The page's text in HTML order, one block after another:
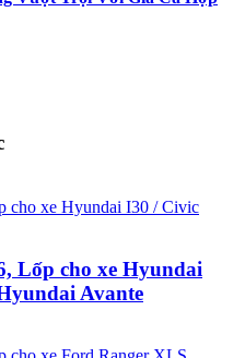
Lốp cho xe Hyundai
Avante